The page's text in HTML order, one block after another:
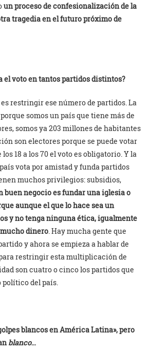
un proceso de confesionalización de la
tragedia en el futuro próximo de
el voto en tantos partidos distintos?
restringir ese número de partidos. La
somos un país que tiene más de
somos ya 203 millones de habitantes
son electores porque se puede votar
los 18 a los 70 el voto es obligatorio. Y la
vota por amistad y funda partidos
muchos privilegios: subsidios,
buen negocio es fundar una iglesia o
aunque el que lo hace sea un
y no tenga ninguna ética, igualmente
dinero . Hay mucha gente que
y ahora se empieza a hablar de
restringir esta multiplicación de
son cuatro o cinco los partidos que
del país.
blancos en América Latina», pero
blanco…